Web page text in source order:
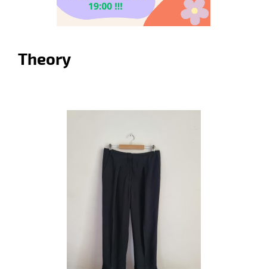
Theory